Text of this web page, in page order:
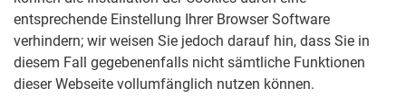
entsprechende Einstellung Ihrer Browser Software
verhindern; wir weisen Sie jedoch darauf hin, dass Sie in
diesem Fall gegebenenfalls nicht sämtliche Funktionen
dieser Webseite vollumfänglich nutzen können.